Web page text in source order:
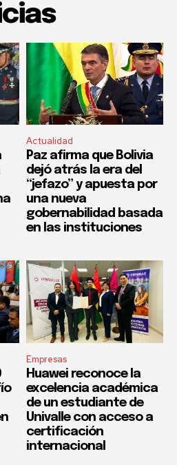
Actualidad
Paz afirma que Bolivia
dejó atrás la era del
“jefazo” y apuesta por
una nueva
gobernabilidad basada
en las instituciones
Empresas
Huawei reconoce la
excelencia académica
de un estudiante de
Univalle con acceso a
certificación
internacional